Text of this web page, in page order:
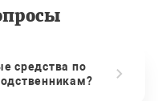
средства по